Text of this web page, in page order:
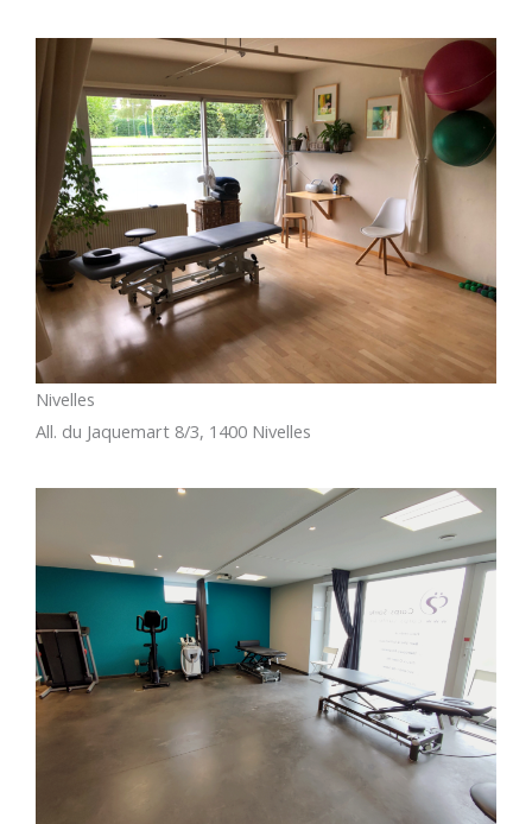
Nivelles
All. du Jaquemart 8/3, 1400 Nivelles